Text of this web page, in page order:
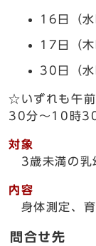
16日（水
17日（木
30日（水
☆いずれも午
30分～10時30
対象
3歳未満の乳
内容
身体測定、
問合せ先